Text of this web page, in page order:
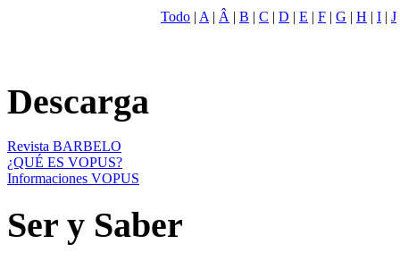
Todo | A | Â | B | C | D | E | F | G | H | I | J
Descarga
Revista BARBELO
¿QUÉ ES VOPUS?
Informaciones VOPUS
Ser y Saber